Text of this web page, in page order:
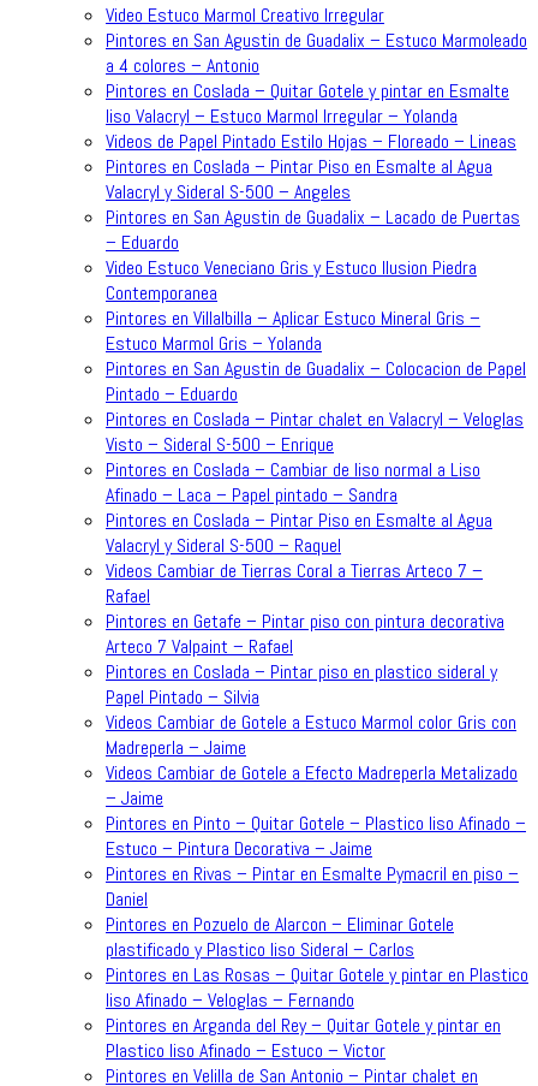
Video Estuco Marmol Creativo Irregular
Pintores en San Agustin de Guadalix – Estuco Marmoleado
a 4 colores – Antonio
Pintores en Coslada – Quitar Gotele y pintar en Esmalte
liso Valacryl – Estuco Marmol Irregular – Yolanda
Videos de Papel Pintado Estilo Hojas – Floreado – Lineas
Pintores en Coslada – Pintar Piso en Esmalte al Agua
Valacryl y Sideral S-500 – Angeles
Pintores en San Agustin de Guadalix – Lacado de Puertas
– Eduardo
Video Estuco Veneciano Gris y Estuco Ilusion Piedra
Contemporanea
Pintores en Villalbilla – Aplicar Estuco Mineral Gris –
Estuco Marmol Gris – Yolanda
Pintores en San Agustin de Guadalix – Colocacion de Papel
Pintado – Eduardo
Pintores en Coslada – Pintar chalet en Valacryl – Veloglas
Visto – Sideral S-500 – Enrique
Pintores en Coslada – Cambiar de liso normal a Liso
Afinado – Laca – Papel pintado – Sandra
Pintores en Coslada – Pintar Piso en Esmalte al Agua
Valacryl y Sideral S-500 – Raquel
Videos Cambiar de Tierras Coral a Tierras Arteco 7 –
Rafael
Pintores en Getafe – Pintar piso con pintura decorativa
Arteco 7 Valpaint – Rafael
Pintores en Coslada – Pintar piso en plastico sideral y
Papel Pintado – Silvia
Videos Cambiar de Gotele a Estuco Marmol color Gris con
Madreperla – Jaime
Videos Cambiar de Gotele a Efecto Madreperla Metalizado
– Jaime
Pintores en Pinto – Quitar Gotele – Plastico liso Afinado –
Estuco – Pintura Decorativa – Jaime
Pintores en Rivas – Pintar en Esmalte Pymacril en piso –
Daniel
Pintores en Pozuelo de Alarcon – Eliminar Gotele
plastificado y Plastico liso Sideral – Carlos
Pintores en Las Rosas – Quitar Gotele y pintar en Plastico
liso Afinado – Veloglas – Fernando
Pintores en Arganda del Rey – Quitar Gotele y pintar en
Plastico liso Afinado – Estuco – Victor
Pintores en Velilla de San Antonio – Pintar chalet en